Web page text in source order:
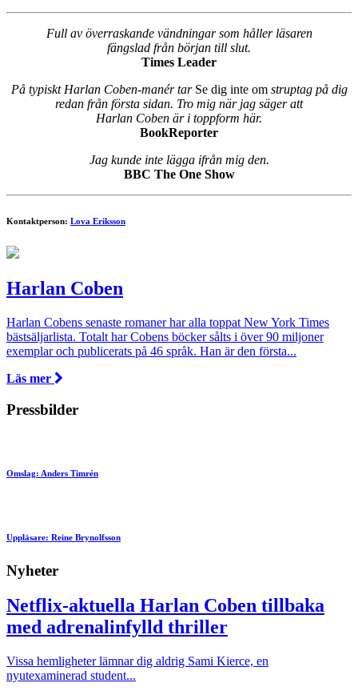
Full av överraskande vändningar som håller läsaren
fängslad från början till slut.
Times Leader
På typiskt Harlan Coben-manér tarSe dig inte om struptag på dig
redan från första sidan. Tro mig när jag säger att
Harlan Coben är i toppform här.
BookReporter
Jag kunde inte lägga ifrån mig den.
BBC The One Show
Kontaktperson: Lova Eriksson
Harlan Coben
Harlan Cobens senaste romaner har alla toppat New York Times
bästsäljarlista. Totalt har Cobens böcker sålts i över 90 miljoner
exemplar och publicerats på 46 språk. Han är den första...
Läs mer
Pressbilder
Omslag: Anders Timrén
Uppläsare: Reine Brynolfsson
Nyheter
Netflix-aktuella Harlan Coben tillbaka
med adrenalinfylld thriller
Vissa hemligheter lämnar dig aldrig Sami Kierce, en
nyutexaminerad student...